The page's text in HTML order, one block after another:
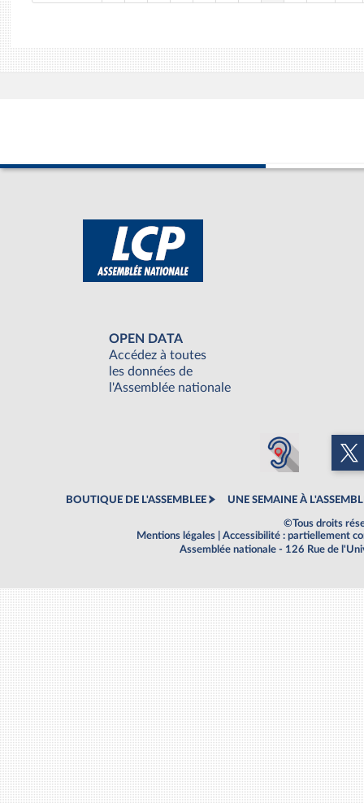
OPEN DATA
Accédez à toutes
les données de
l'Assemblée nationale
BOUTIQUE DE L'ASSEMBLEE UNE SEMAINE À
©Tous droits
Mentions légales
Accessibilité : partiellement
Assemblée nationale - 126 Rue de